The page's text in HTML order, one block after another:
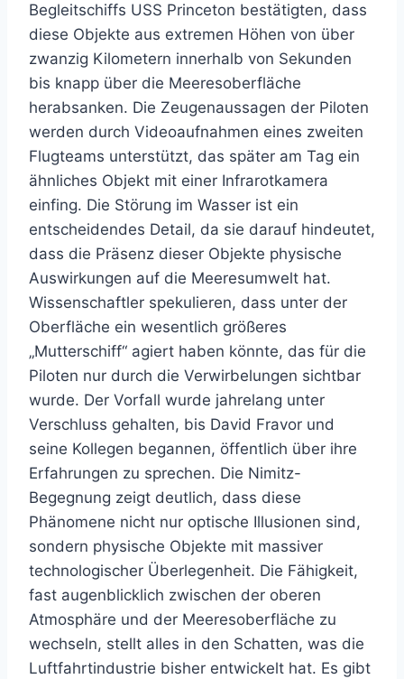
Begleitschiffs USS Princeton bestätigten, dass
diese Objekte aus extremen Höhen von über
zwanzig Kilometern innerhalb von Sekunden
bis knapp über die Meeresoberfläche
herabsanken. Die Zeugenaussagen der Piloten
werden durch Videoaufnahmen eines zweiten
Flugteams unterstützt, das später am Tag ein
ähnliches Objekt mit einer Infrarotkamera
einfing. Die Störung im Wasser ist ein
entscheidendes Detail, da sie darauf hindeutet,
dass die Präsenz dieser Objekte physische
Auswirkungen auf die Meeresumwelt hat.
Wissenschaftler spekulieren, dass unter der
Oberfläche ein wesentlich größeres
„Mutterschiff“ agiert haben könnte, das für die
Piloten nur durch die Verwirbelungen sichtbar
wurde. Der Vorfall wurde jahrelang unter
Verschluss gehalten, bis David Fravor und
seine Kollegen begannen, öffentlich über ihre
Erfahrungen zu sprechen. Die Nimitz-
Begegnung zeigt deutlich, dass diese
Phänomene nicht nur optische Illusionen sind,
sondern physische Objekte mit massiver
technologischer Überlegenheit. Die Fähigkeit,
fast augenblicklich zwischen der oberen
Atmosphäre und der Meeresoberfläche zu
wechseln, stellt alles in den Schatten, was die
Luftfahrtindustrie bisher entwickelt hat. Es gibt